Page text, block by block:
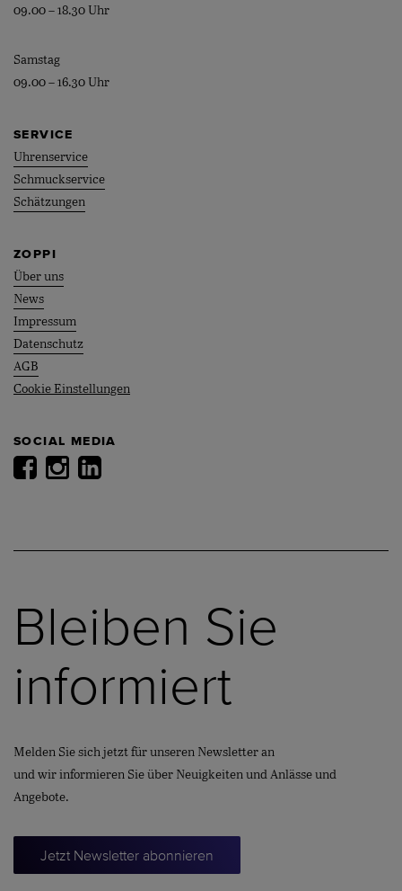
09.00 – 18.30 Uhr
Samstag
09.00 – 16.30 Uhr
SERVICE
Uhrenservice
Schmuckservice
Schätzungen
ZOPPI
Über uns
News
Impressum
Datenschutz
AGB
Cookie Einstellungen
SOCIAL MEDIA
Bleiben Sie
informiert
Melden Sie sich jetzt für unseren Newsletter an
und wir informieren Sie über Neuigkeiten und Anlässe und
Angebote.
Jetzt Newsletter abonnieren